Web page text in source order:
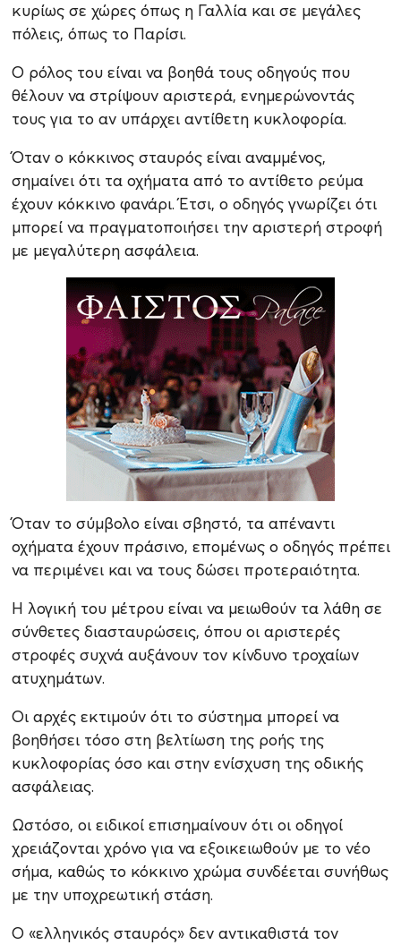
κυρίως σε χώρες όπως η Γαλλία και σε μεγάλες
πόλεις, όπως το Παρίσι.
Ο ρόλος του είναι να βοηθά τους οδηγούς που
θέλουν να στρίψουν αριστερά, ενημερώνοντάς
τους για το αν υπάρχει αντίθετη κυκλοφορία.
Όταν ο κόκκινος σταυρός είναι αναμμένος,
σημαίνει ότι τα οχήματα από το αντίθετο ρεύμα
έχουν κόκκινο φανάρι. Έτσι, ο οδηγός γνωρίζει ότι
μπορεί να πραγματοποιήσει την αριστερή στροφή
με μεγαλύτερη ασφάλεια.
Όταν το σύμβολο είναι σβηστό, τα απέναντι
οχήματα έχουν πράσινο, επομένως ο οδηγός πρέπει
να περιμένει και να τους δώσει προτεραιότητα.
Η λογική του μέτρου είναι να μειωθούν τα λάθη σε
σύνθετες διασταυρώσεις, όπου οι αριστερές
στροφές συχνά αυξάνουν τον κίνδυνο τροχαίων
ατυχημάτων.
Οι αρχές εκτιμούν ότι το σύστημα μπορεί να
βοηθήσει τόσο στη βελτίωση της ροής της
κυκλοφορίας όσο και στην ενίσχυση της οδικής
ασφάλειας.
Ωστόσο, οι ειδικοί επισημαίνουν ότι οι οδηγοί
χρειάζονται χρόνο για να εξοικειωθούν με το νέο
σήμα, καθώς το κόκκινο χρώμα συνδέεται συνήθως
με την υποχρεωτική στάση.
Ο «ελληνικός σταυρός» δεν αντικαθιστά τον